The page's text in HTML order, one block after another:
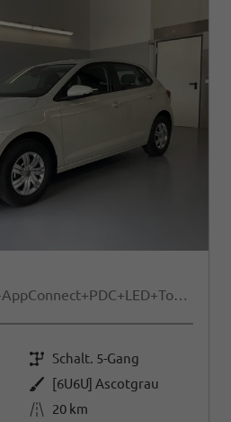
1.0 MPI Sitzheizung+AppConnect+PDC+LED+Touch+Lichtsensor+MultiLenkrad
Getriebe Schalt. 5-Gang
Außenfarbe
[6U6U] Ascotgrau
Kilometerstand 20 km